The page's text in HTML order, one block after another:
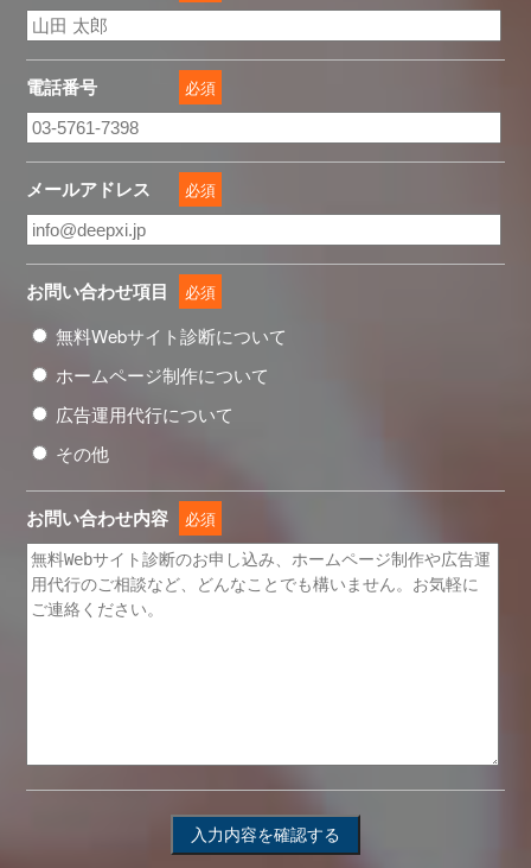
電話番号 必須
メールアドレス 必須
お問い合わせ項目 必須
無料Webサイト診断について
ホームページ制作について
広告運用代行について
その他
お問い合わせ内容 必須